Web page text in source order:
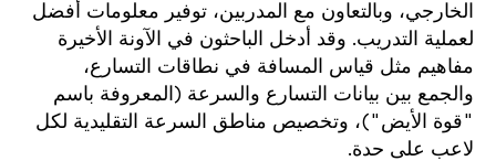
الخارجي، وبالتعاون مع المدربين، توفير معلومات أفضل
لعملية التدريب. وقد أدخل الباحثون في الآونة الأخيرة
مفاهيم مثل قياس المسافة في نطاقات التسارع،
والجمع بين بيانات التسارع والسرعة (المعروفة باسم
"قوة الأيض")، وتخصيص مناطق السرعة التقليدية لكل
لاعب على حدة.